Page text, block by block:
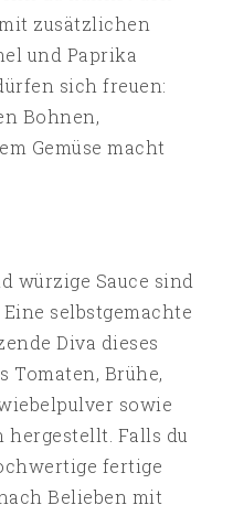
zusätzlichen
und Paprika
sich freuen:
Bohnen,
Gemüse macht
würzige Sauce sind
selbstgemachte
Diva dieses
Tomaten, Brühe,
sowie
hergestellt. Falls du
fertige
Belieben mit